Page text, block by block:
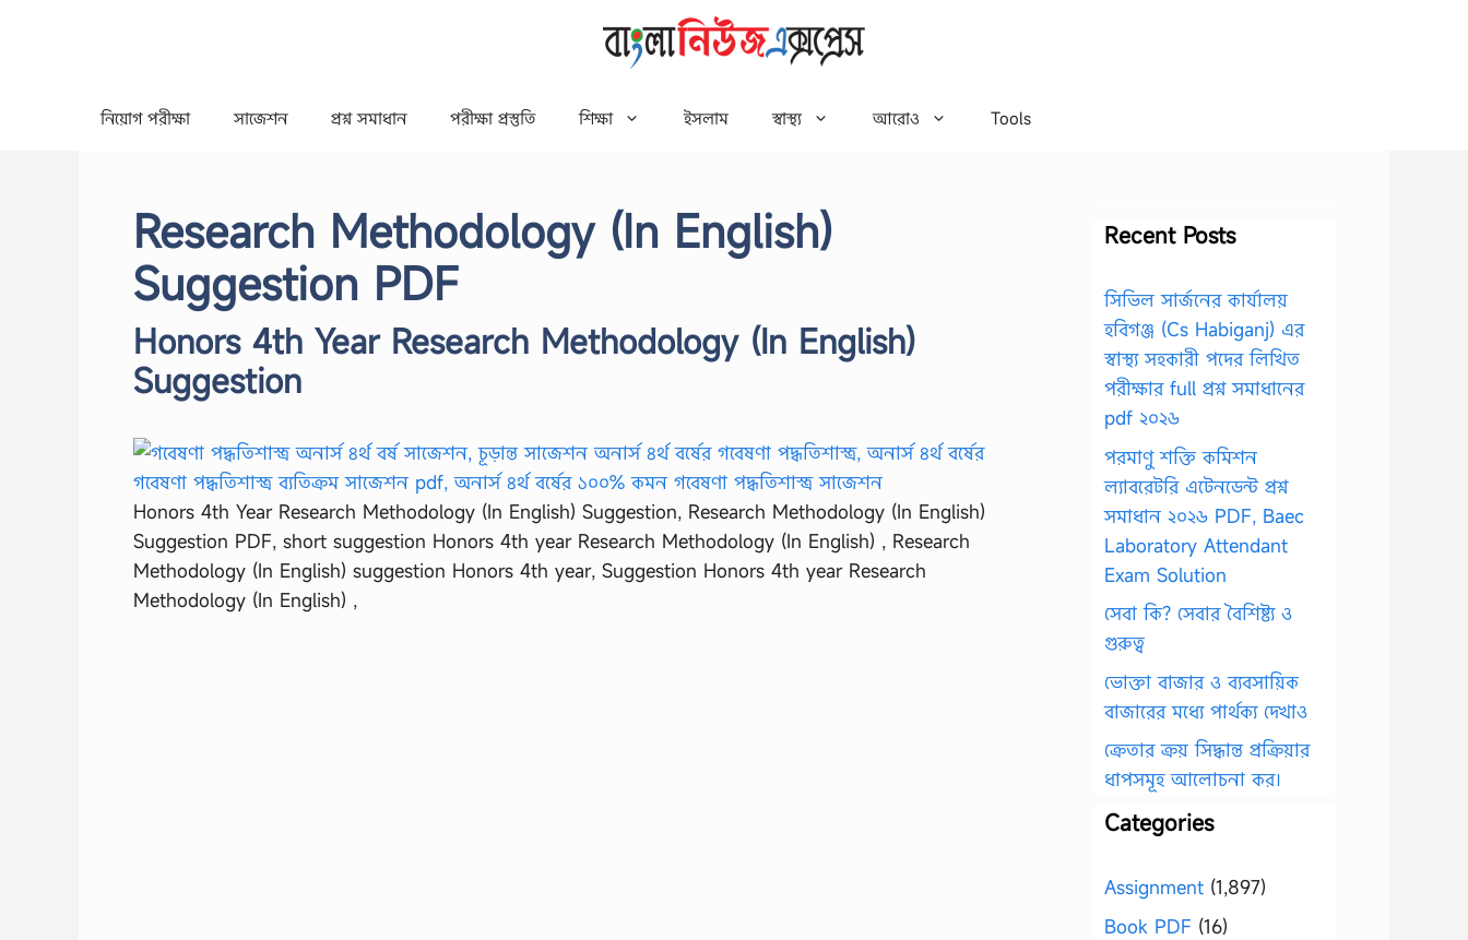
নিয়োগ পরীক্ষা সাজেশন প্রশ্ন সমাধান পরীক্ষা প্রস্তুতি শিক্ষা ইসলাম স্বাস্থ্য আরোও Tools
Research Methodology (In English)
Suggestion PDF
Honors 4th Year Research Methodology (In English)
Suggestion
Honors 4th Year Research Methodology (In English) Suggestion, Research Methodology (In English)
Suggestion PDF, short suggestion Honors 4th year Research Methodology (In English) , Research
Methodology (In English) suggestion Honors 4th year, Suggestion Honors 4th year Research
Methodology (In English) ,
Recent Posts
সিভিল সার্জনের কার্যালয়
হবিগঞ্জ (Cs Habiganj) এর
স্বাস্থ্য সহকারী পদের লিখিত
পরীক্ষার full প্রশ্ন সমাধানের
pdf ২০২৬
পরমাণু শক্তি কমিশন
ল্যাবরেটরি এটেনডেন্ট প্রশ্ন
সমাধান ২০২৬ PDF, Baec
Laboratory Attendant
Exam Solution
সেবা কি? সেবার বৈশিষ্ট্য ও
গুরুত্ব
ভোক্তা বাজার ও ব্যবসায়িক
বাজারের মধ্যে পার্থক্য দেখাও
ক্রেতার ক্রয় সিদ্ধান্ত প্রক্রিয়ার
ধাপসমূহ আলোচনা কর।
Categories
Assignment (1,897)
Book PDF (16)